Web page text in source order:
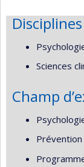
Disciplines
Sciences
Champ
Prévention